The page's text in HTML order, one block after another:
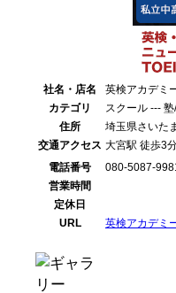
社名・店名
英検アカデミ
カテゴリ
スクール ---
住所
埼玉県さいた
交通アクセス 大宮駅 徒歩3
電話番号
080-5087-
営業時間
定休日
URL
英検アカデミ